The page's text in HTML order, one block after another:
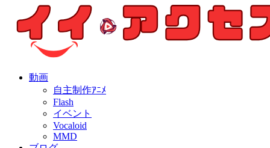
個人制作アニメを中心とした動画紹介ブログ
動画
自主制作ｱﾆﾒ
Flash
イベント
Vocaloid
MMD